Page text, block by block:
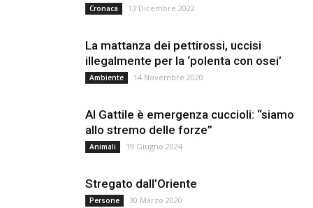
Cronaca 13 Dicembre 2022
La mattanza dei pettirossi, uccisi
illegalmente per la ‘polenta con osei’
Ambiente 14 Novembre 2020
Al Gattile è emergenza cuccioli: “siamo
allo stremo delle forze”
Animali 19 Giugno 2024
Stregato dall’Oriente
Persone 30 Marzo 2020